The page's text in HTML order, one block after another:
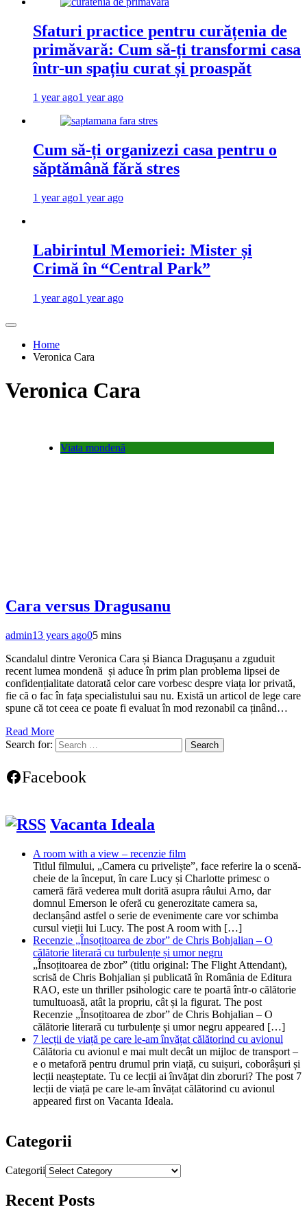
Sfaturi practice pentru curățenia de
primăvară: Cum să-ți transformi casa
într-un spațiu curat și proaspăt
1 year ago1 year ago
Cum să-ți organizezi casa pentru o
săptămână fără stres
1 year ago1 year ago
Labirintul Memoriei: Mister și
Crimă în “Central Park”
1 year ago1 year ago
Home
Veronica Cara
Veronica Cara
Viata mondenă
Cara versus Dragusanu
admin13 years ago05 mins
Scandalul dintre Veronica Cara și Bianca Dragușanu a zguduit
recent lumea mondenă și aduce în prim plan problema lipsei de
confidențialitate datorată celor care vorbesc despre viața lor privată,
fie că o fac în fața specialistului sau nu. Există un articol de lege care
spune că tot ceea ce poate fi evaluat în mod rezonabil ca ținând…
Read More
Search for:
Facebook
Vacanta Ideala
A room with a view – recenzie film
Titlul filmului, „Camera cu priveliște”, face referire la o scenă-
cheie de la început, în care Lucy și Charlotte primesc o
cameră fără vederea mult dorită asupra râului Arno, dar
domnul Emerson le oferă cu generozitate camera sa,
declanșând astfel o serie de evenimente care vor schimba
cursul vieții lui Lucy. The post A room with […]
Recenzie „Însoțitoarea de zbor” de Chris Bohjalian – O
călătorie literară cu turbulențe și umor negru
„Însoțitoarea de zbor” (titlu original: The Flight Attendant),
scrisă de Chris Bohjalian și publicată în România de Editura
RAO, este un thriller psihologic care te poartă într-o călătorie
tumultuoasă, atât la propriu, cât și la figurat. The post
Recenzie „Însoțitoarea de zbor” de Chris Bohjalian – O
călătorie literară cu turbulențe și umor negru appeared […]
7 lecții de viață pe care le-am învățat călătorind cu avionul
Călătoria cu avionul e mai mult decât un mijloc de transport –
e o metaforă pentru drumul prin viață, cu suișuri, coborâșuri și
lecții neașteptate. Tu ce lecții ai învățat din zboruri? The post 7
lecții de viață pe care le-am învățat călătorind cu avionul
appeared first on Vacanta Ideala.
Categorii
Categorii
Recent Posts